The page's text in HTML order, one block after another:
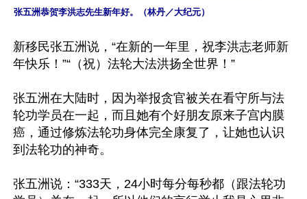
张五洲恭贺李洪志先生新年好。（林丹／大纪元）
新移民张五洲说，“在新的一年里，祝李洪志老师新
年快乐！”“（祝）法轮大法洪扬全世界！”
张五洲在大陆时，因为举报贪官被关在看守所与法
轮功学员在一起，而且她有个好朋友原来子宫内膜
癌，通过修炼法轮功身体完全康复了，让她也认识
到法轮功的神奇。
张五洲说：“333天，24小时每分每秒都（跟法轮功